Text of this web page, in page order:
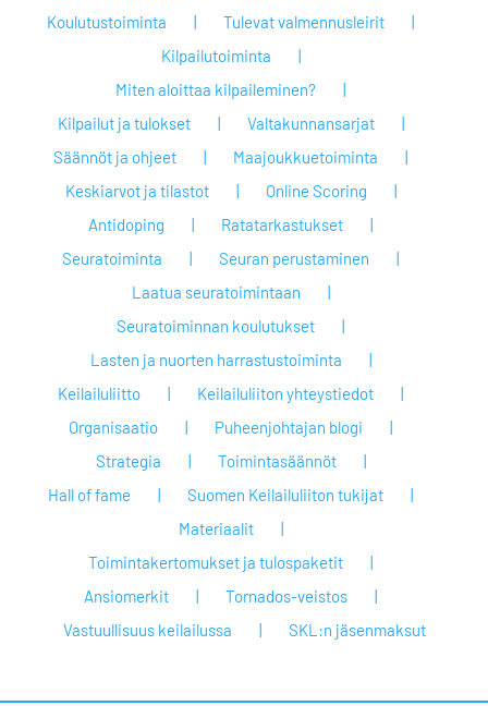
Koulutustoiminta
Tulevat valmennusleirit
Kilpailutoiminta
Miten aloittaa kilpaileminen?
Kilpailut ja tulokset
Valtakunnansarjat
Säännöt ja ohjeet
Maajoukkuetoiminta
Keskiarvot ja tilastot
Online Scoring
Antidoping
Ratatarkastukset
Seuratoiminta
Seuran perustaminen
Laatua seuratoimintaan
Seuratoiminnan koulutukset
Lasten ja nuorten harrastustoiminta
Keilailuliitto
Keilailuliiton yhteystiedot
Organisaatio
Puheenjohtajan blogi
Strategia
Toimintasäännöt
Hall of fame
Suomen Keilailuliiton tukijat
Materiaalit
Toimintakertomukset ja tulospaketit
Ansiomerkit
Tornados-veistos
Vastuullisuus keilailussa
SKL:n jäsenmaksut